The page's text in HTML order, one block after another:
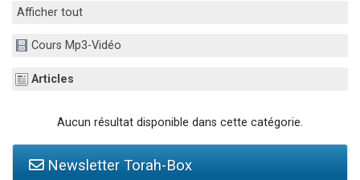
Afficher tout
Cours Mp3-Vidéo
Articles
Aucun résultat disponible dans cette catégorie.
Newsletter Torah-Box